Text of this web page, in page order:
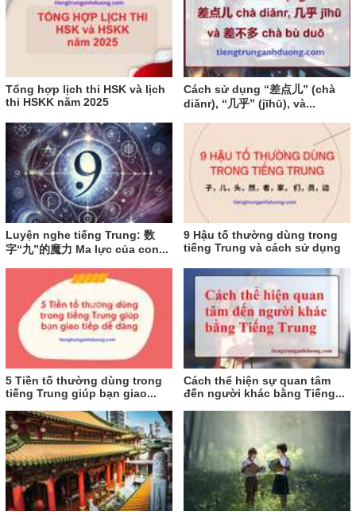
Tổng hợp lịch thi HSK và lịch
thi HSKK năm 2025
Cách sử dụng “差点儿” (chà
diǎnr), “几乎” (jīhū), và...
Luyện nghe tiếng Trung: 数
字“九”的魔力 Ma lực của con...
9 Hậu tố thường dùng trong
tiếng Trung và cách sử dụng
5 Tiền tố thường dùng trong
tiếng Trung giúp bạn giao...
Cách thể hiện sự quan tâm
đến người khác bằng Tiếng...